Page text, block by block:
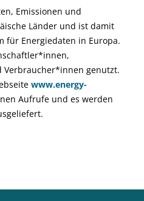
Emissionen und
Länder und ist damit
für Energiedaten in Europa.
genutzt.
www.energy-
Aufrufe und es werden